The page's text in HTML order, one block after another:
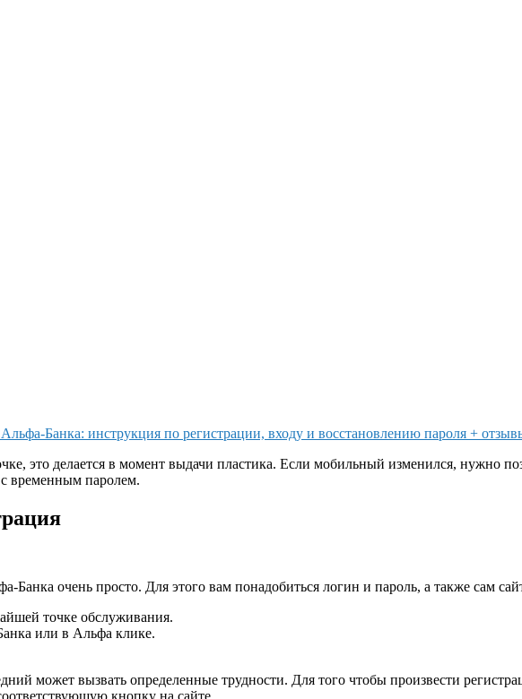
Банка: инструкция по регистрации, входу и восстановлению пароля +
это делается в момент выдачи пластика. Если мобильный изменился, нужно
временным паролем.
Банка очень просто. Для этого вам понадобиться логин и пароль, а также сам
точке обслуживания.
или в Альфа клике.
может вызвать определенные трудности. Для того чтобы произвести
кнопку на сайте.